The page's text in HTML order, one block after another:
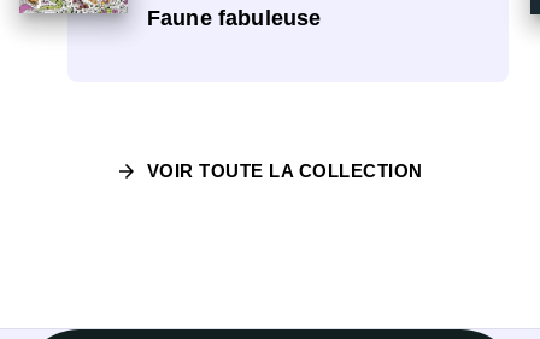
Faune fabuleuse
arrow_forward VOIR TOUTE LA COLLECTION